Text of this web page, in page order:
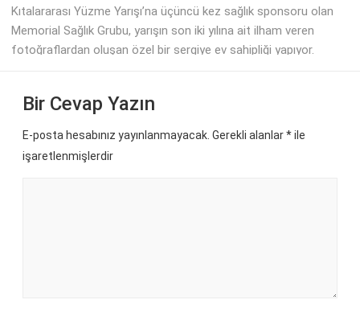
Kıtalararası Yüzme Yarışı’na üçüncü kez sağlık sponsoru olan
Memorial Sağlık Grubu, yarışın son iki yılına ait ilham veren
fotoğraflardan oluşan özel bir sergiye ev sahipliği yapıyor.
Bir Cevap Yazın
E-posta hesabınız yayınlanmayacak. Gerekli alanlar*ile
işaretlenmişlerdir